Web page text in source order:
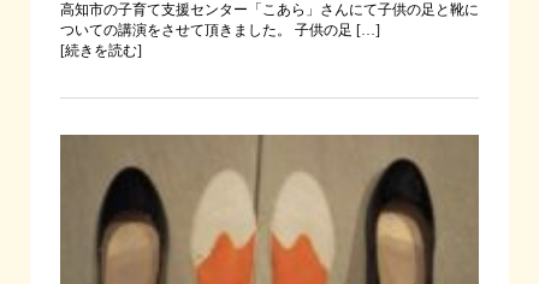
高知市の子育て支援センター「こあら」さんにて子供の足と靴に
ついての講演をさせて頂きました。 子供の足 […]
[続きを読む]